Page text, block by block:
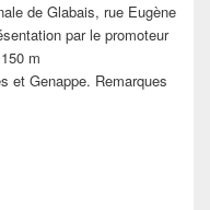
de Glabais, rue Eugène
par le promoteur
m
et Genappe. Remarques